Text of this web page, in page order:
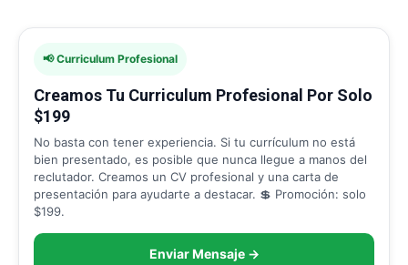
📢 Curriculum Profesional
Creamos Tu Curriculum Profesional Por Solo
$199
No basta con tener experiencia. Si tu currículum no está
bien presentado, es posible que nunca llegue a manos del
reclutador. Creamos un CV profesional y una carta de
presentación para ayudarte a destacar. 💲 Promoción: solo
$199.
Enviar Mensaje →